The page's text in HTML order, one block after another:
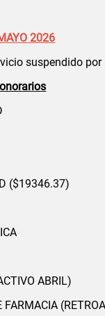
2026
suspendido
($19346.37)
ABRIL)
FARMACIA